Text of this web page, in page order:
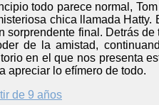
todo parece normal,
chica llamada
sorprendente final. Detrás
de la amistad,
en el que nos presenta
apreciar lo efímero de todo.
de 9 años